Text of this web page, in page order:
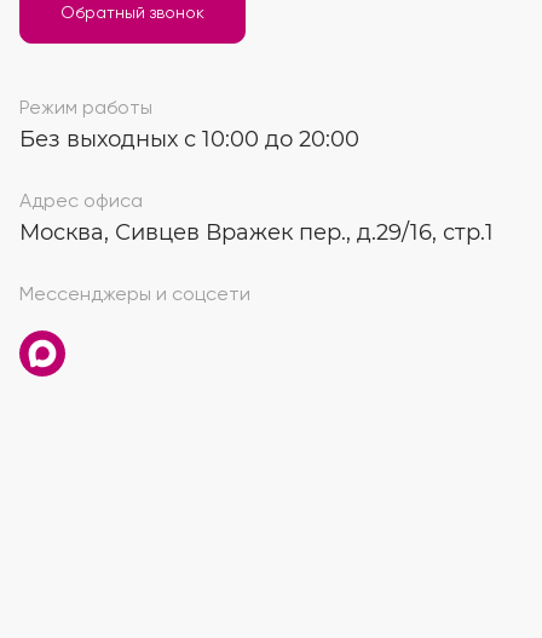
Обратный звонок
Режим работы
Без выходных с 10:00 до 20:00
Адрес офиса
Москва, Сивцев Вражек пер., д.29/16, стр.1
Мессенджеры и соцсети